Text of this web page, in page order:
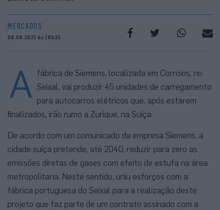
MERCADOS
08.09.2021 às 16h23
A fábrica de Siemens, localizada em Corroios, no
Seixal, vai produzir 45 unidades de carregamento
para autocarros elétricos que, após estarem
finalizados, irão rumo a Zurique, na Suíça.
De acordo com um comunicado da empresa Siemens, a
cidade suíça pretende, até 2040, reduzir para zero as
emissões diretas de gases com efeito de estufa na área
metropolitana. Neste sentido, uniu esforços com a
fábrica portuguesa do Seixal para a realização deste
projeto que faz parte de um contrato assinado com a